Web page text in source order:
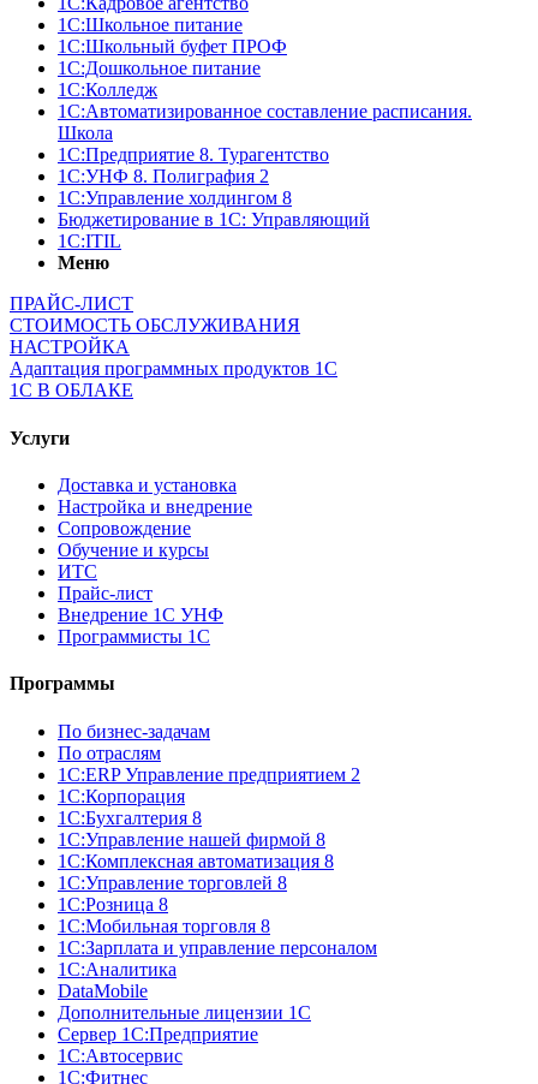
1С:Школьное питание
1С:Школьный буфет ПРОФ
1C:Дошкольное питание
1С:Колледж
1С:Автоматизированное составление расписания.
Школа
1С:Предприятие 8. Турагентство
1С:УНФ 8. Полиграфия 2
1С:Управление холдингом 8
Бюджетирование в 1С: Управляющий
1С:ITIL
Меню
ПРАЙС-ЛИСТ
СТОИМОСТЬ ОБСЛУЖИВАНИЯ
НАСТРОЙКА
Адаптация программных продуктов 1С
1С В ОБЛАКЕ
Услуги
Доставка и установка
Настройка и внедрение
Сопровождение
Обучение и курсы
ИТС
Прайс-лист
Внедрение 1С УНФ
Программисты 1С
Программы
По бизнес-задачам
По отраслям
1C:ERP Управление предприятием 2
1С:Корпорация
1С:Бухгалтерия 8
1С:Управление нашей фирмой 8
1С:Комплексная автоматизация 8
1С:Управление торговлей 8
1С:Розница 8
1С:Мобильная торговля 8
1С:Зарплата и управление персоналом
1С:Аналитика
DataMobile
Дополнительные лицензии 1С
Сервер 1С:Предприятие
1С:Автосервис
1С:Фитнес